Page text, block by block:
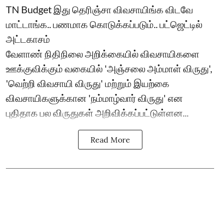
TN Budget இது தெரிஞ்சா விவசாயிங்க விடவே
மாட்டாங்க.. பணமாக கொடுக்கப்படும்.. பட்ஜெட்டில்
அட்டகாசம்
வேளாண் நிதிநிலை அறிக்கையில் விவசாயிகளை
ஊக்குவிக்கும் வகையில் 'அஞ்சலை அம்மாள் விருது',
'வெற்றி விவசாயி விருது' மற்றும் இயற்கை
விவசாயிகளுக்கான 'நம்மாழ்வார் விருது' என
புதிதாக பல விருதுகள் அறிவிக்கப்பட்டுள்ளன...
Read More